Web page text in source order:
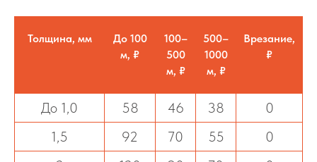
Толщина, мм
До 100
м, ₽
100–
500
м, ₽
500–
1000
м, ₽
Врезание,
₽
До 1,0 58 46 38
0
1,5
92 70 55
0